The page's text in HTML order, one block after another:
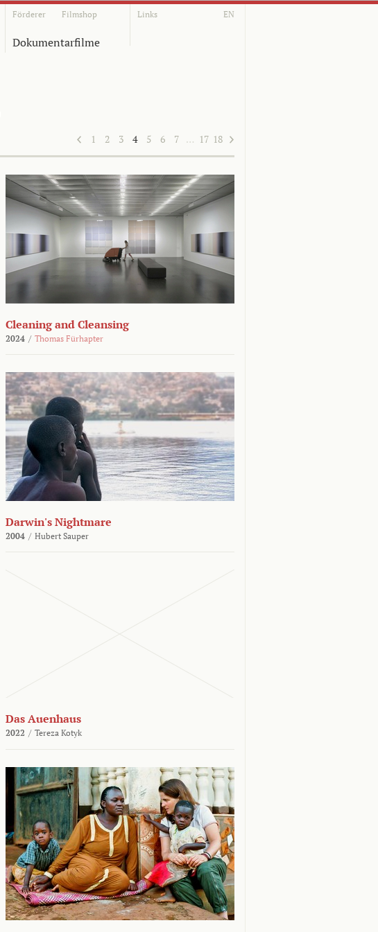
Förderer Filmshop Links EN
Dokumentarfilme
1 2 3 4 5 6 7 … 17 18
Cleaning and Cleansing
2024 / Thomas Fürhapter
Darwin's Nightmare
2004 / Hubert Sauper
Das Auenhaus
2022 / Tereza Kotyk